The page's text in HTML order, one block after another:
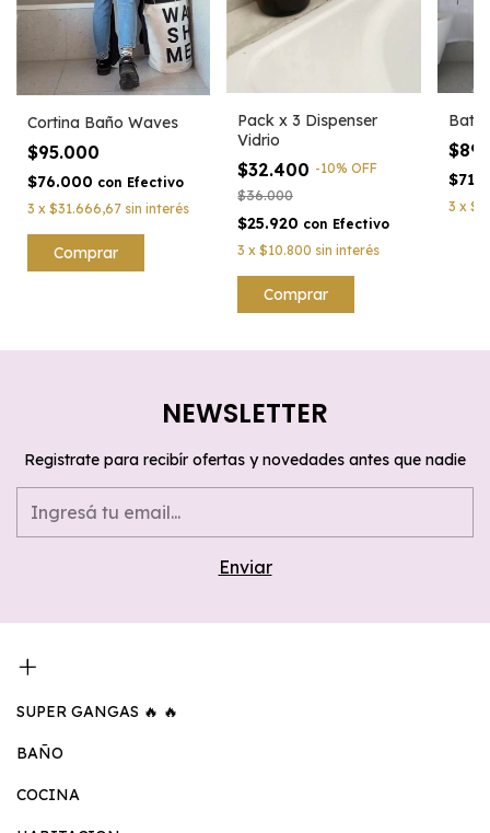
Cortina Baño Waves
$95.000
$76.000 con Efectivo
3 x $31.666,67 sin interés
Comprar
Pack x 3 Dispenser
Vidrio
$32.400 -10%OFF
$36.000
$25.920 con Efectivo
3 x$10.800 sin interés
Bata
3 x
NEWSLETTER
Registrate para recibír ofertas y novedades antes que nadie
SUPER GANGAS 🔥 🔥
BAÑO
COCINA